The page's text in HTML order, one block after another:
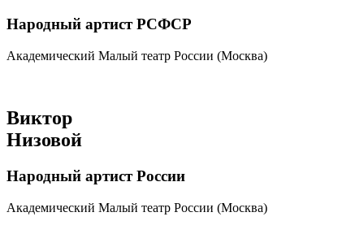
Народный артист РСФСР
Академический Малый театр России (Москва)
Виктор
Низовой
Народный артист России
Академический Малый театр России (Москва)